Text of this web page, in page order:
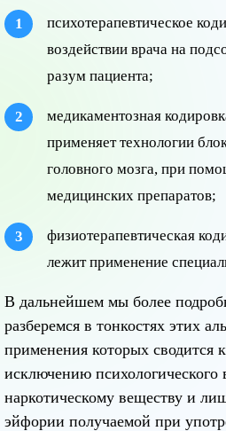
психотерапевтическое
воздействии врача на
разум пациента;
медикаментозная
применяет технологии
головного мозга, при
медицинских препаратов;
физиотерапевтическая
лежит применение
В дальнейшем мы более
разберемся в тонкостях этих
применения которых сводится
исключению психологического
наркотическому веществу и
эйфории получаемой при